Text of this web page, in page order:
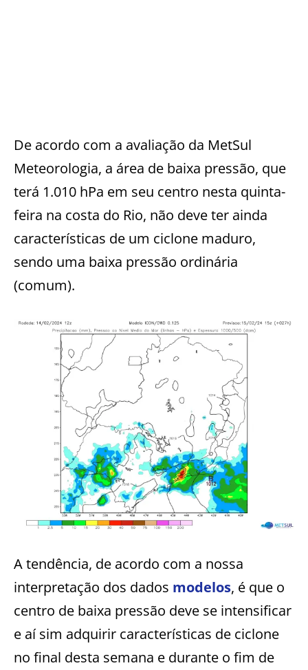
De acordo com a avaliação da MetSul
Meteorologia, a área de baixa pressão, que
terá 1.010 hPa em seu centro nesta quinta-
feira na costa do Rio, não deve ter ainda
características de um ciclone maduro,
sendo uma baixa pressão ordinária
(comum).
A tendência, de acordo com a nossa
interpretação dos dados modelos, é que o
centro de baixa pressão deve se intensificar
e aí sim adquirir características de ciclone
no final desta semana e durante o fim de